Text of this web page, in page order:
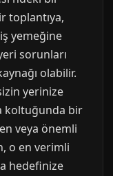
toplantıya,
yemeğine
sorunları
olabilir.
yerinize
koltuğunda bir
veya önemli
o en verimli
hedefinize